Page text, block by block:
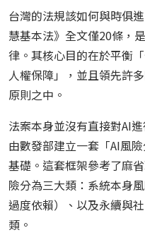
台灣的法規該如何與時俱
慧基本法》全文僅20條，
律。其核心目的在於平衡
人權保障」，並且領先許
原則之中。
法案本身並沒有直接對AI
由數發部建立一套「AI風
基礎。這套框架參考了麻
險分為三大類：系統本身
過度依賴）、以及永續與
類。